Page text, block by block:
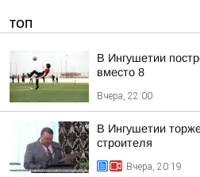
ТОП
В Ингушетии
вместо 8
Вчера, 22:00
В Ингушетии
строителя
Вчера, 20:19